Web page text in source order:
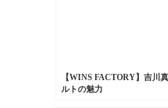
【WINS FACTORY】吉川
ルトの魅力